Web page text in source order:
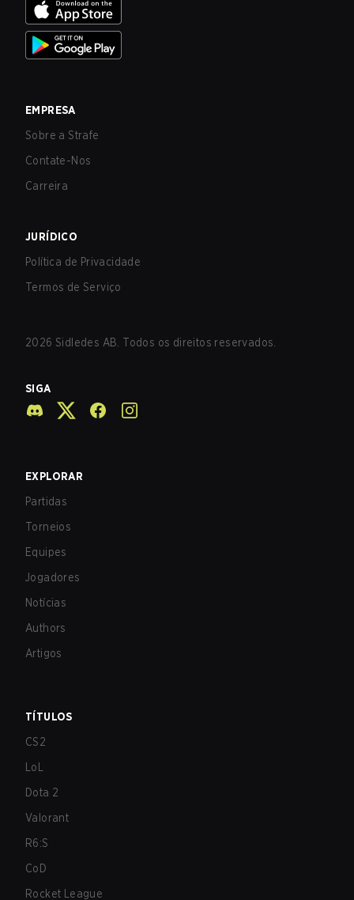
EMPRESA
Sobre a Strafe
Contate-Nos
Carreira
JURÍDICO
Política de Privacidade
Termos de Serviço
2026 Sidledes AB. Todos os direitos reservados.
SIGA
EXPLORAR
Partidas
Torneios
Equipes
Jogadores
Notícias
Authors
Artigos
TÍTULOS
CS2
LoL
Dota 2
Valorant
R6:S
CoD
Rocket League